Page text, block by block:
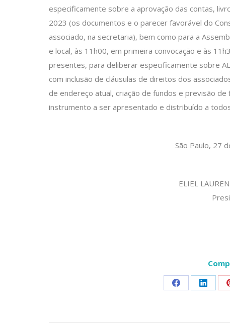
especificamente sobre a aprovação das contas,
2023 (os documentos e o parecer favorável do
associado, na secretaria), bem como para a
e local, às 11h00, em primeira convocação e às
presentes, para deliberar especificamente sobre
com inclusão de cláusulas de direitos dos
de endereço atual, criação de fundos e previsão
instrumento a ser apresentado e distribuído a
São Paulo, 27
ELIEL
Share
Facebook
Share